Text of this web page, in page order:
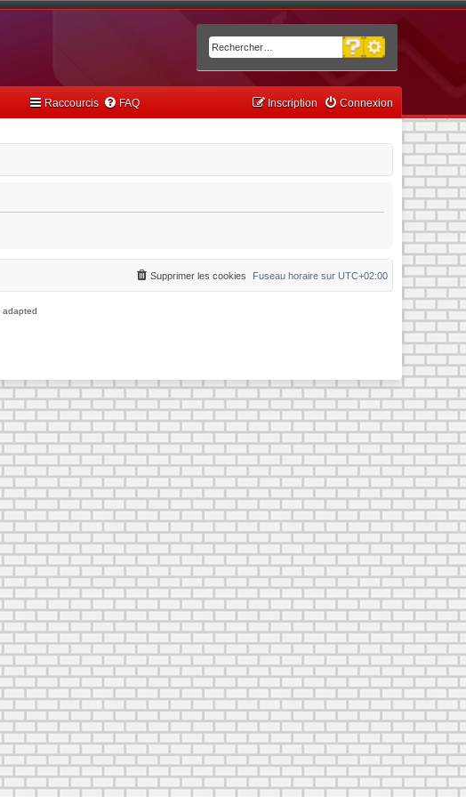
Rechercher
Recherche avancée
Raccourcis FAQ Connexion
Inscription
Fuseau horaire sur UTC+02:00
Supprimer les cookies
adapted